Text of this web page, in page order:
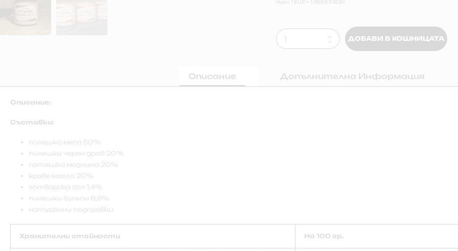
Курс: 1 EUR = 1.95583 BGN
ДОБАВИ В КОШНИЦАТА
Описание Допълнителна Информация
Описание:
Съставки:
пилешко месо 50%
пилешки черен дроб 20%
патешка мазнина 20%
краве масло 20%
готварска сол 1,4%
пилешки бульон 8,6%
натурални подправки
Хранителни стойности На 100 гр.